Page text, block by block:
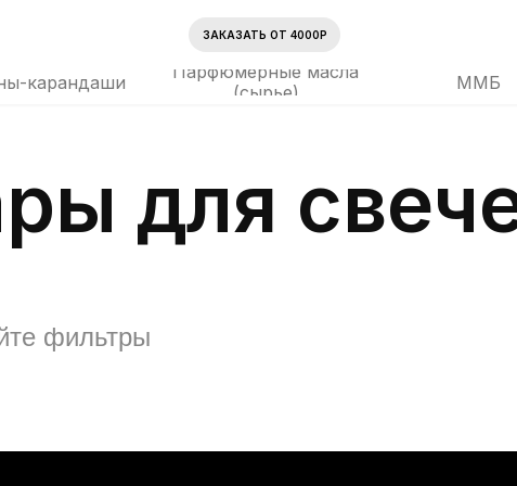
карандаши
Парфюмерные масла
(сырье)
ММБ
ЗАКАЗАТЬ ОТ 4000Р
для
фильтры